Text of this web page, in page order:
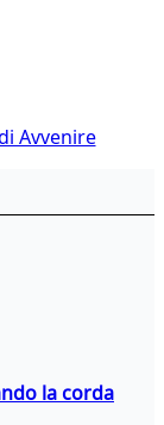
Avvenire
la corda